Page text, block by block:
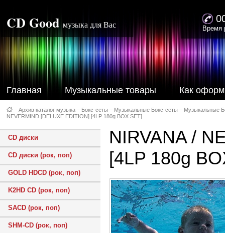
CD Good музыка для Вас Время
Главная Музыкальные товары Как
– Архив каталог музыка – Бокс-сеты – Музыкальные Бокс-сеты – Музыкальные
NEVERMIND [DELUXE EDITION] [4LP 180g BOX SET]
CD диски
CD диски (рок, поп)
GOLD HDCD (рок, поп)
K2HD CD (рок, поп)
SACD (рок, поп)
SHM-CD (рок, поп)
NIRVANA /
[4LP 180g